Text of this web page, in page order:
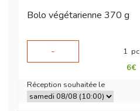
Bolo végétarienne 370 g
-
1 pc
6€
Réception souhaitée le